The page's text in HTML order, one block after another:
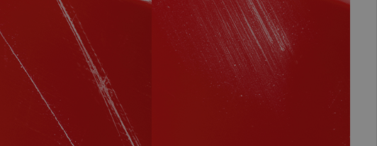
65 ani 8
luni
Cookie generat de aplicații bazate pe limbajul PHP. Acesta este un
identificator de scop general utilizat pentru menținerea variabilelor de
sesiune ale utilizatorului. În mod normal, este un număr generat
aleatoriu, modul în care este utilizat poate fi specific site-ului, dar un bun
exemplu este menținerea stării de conectare pentru un utilizator între
Expirare Descriere
Expirare
Furnizor / Domeniu Expirare
Descriere
.www.rocast.ro
.www.rocast.ro
Privacy Policy